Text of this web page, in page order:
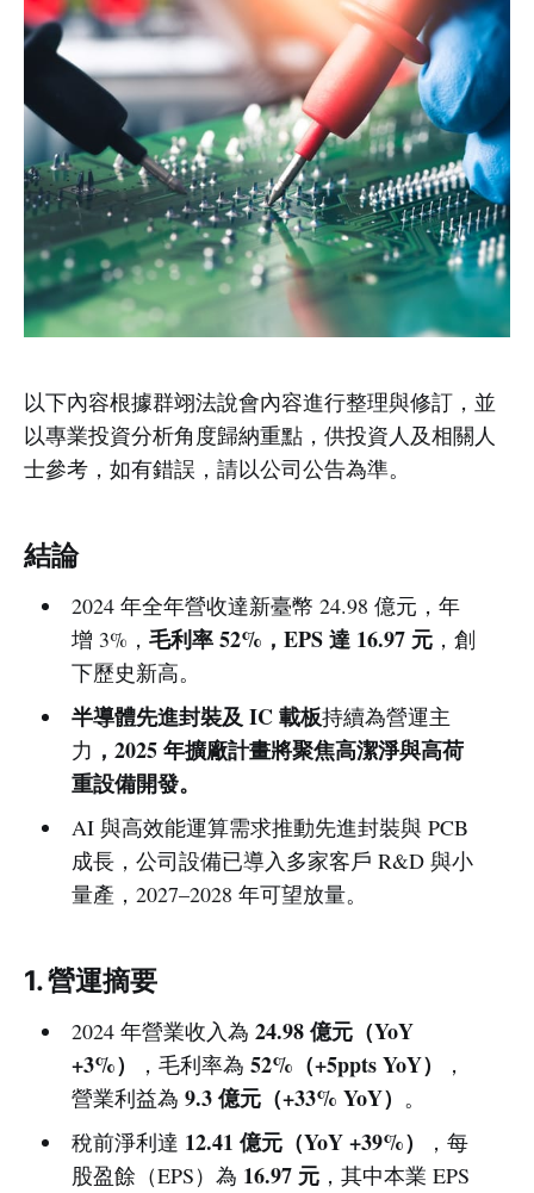
以下內容根據群翊法說會內容進行整理與修訂，並
以專業投資分析角度歸納重點，供投資人及相關人
士參考，如有錯誤，請以公司公告為準。
結論
2024 年全年營收達新臺幣 24.98 億元，年
增 3%， 毛利率 52%，EPS 達 16.97 元，創
下歷史新高。
半導體先進封裝及 IC 載板持續為營運主
力 ，2025 年擴廠計畫將聚焦高潔淨與高荷
重設備開發。
AI 與高效能運算需求推動先進封裝與 PCB
成長，公司設備已導入多家客戶 R&D 與小
量產，2027–2028 年可望放量。
1. 營運摘要
2024 年營業收入為 24.98 億元（YoY
+3%）
，毛利率為 52%（+5ppts YoY）
，
營業利益為 9.3 億元（+33% YoY） 。
稅前淨利達 12.41 億元（YoY +39%）
，每
股盈餘（EPS）為 16.97 元，其中本業 EPS